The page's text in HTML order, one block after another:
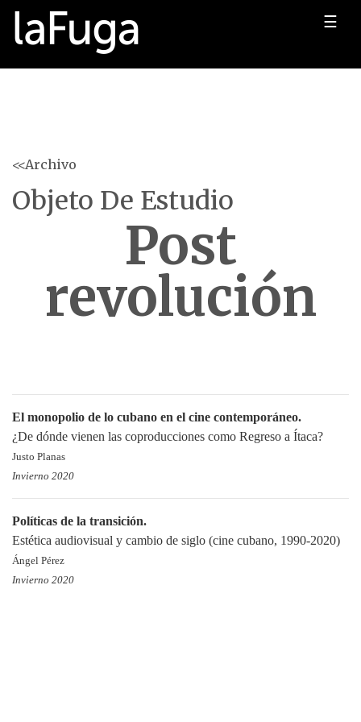
☰
<<Archivo
Objeto De Estudio
Post
revolución
El monopolio de lo cubano en el cine contemporáneo.
¿De dónde vienen las coproducciones como Regreso a Ítaca?
Justo Planas
Invierno 2020
Políticas de la transición.
Estética audiovisual y cambio de siglo (cine cubano, 1990-2020)
Ángel Pérez
Invierno 2020